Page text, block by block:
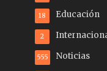
Educación
18
2
Noticias
555